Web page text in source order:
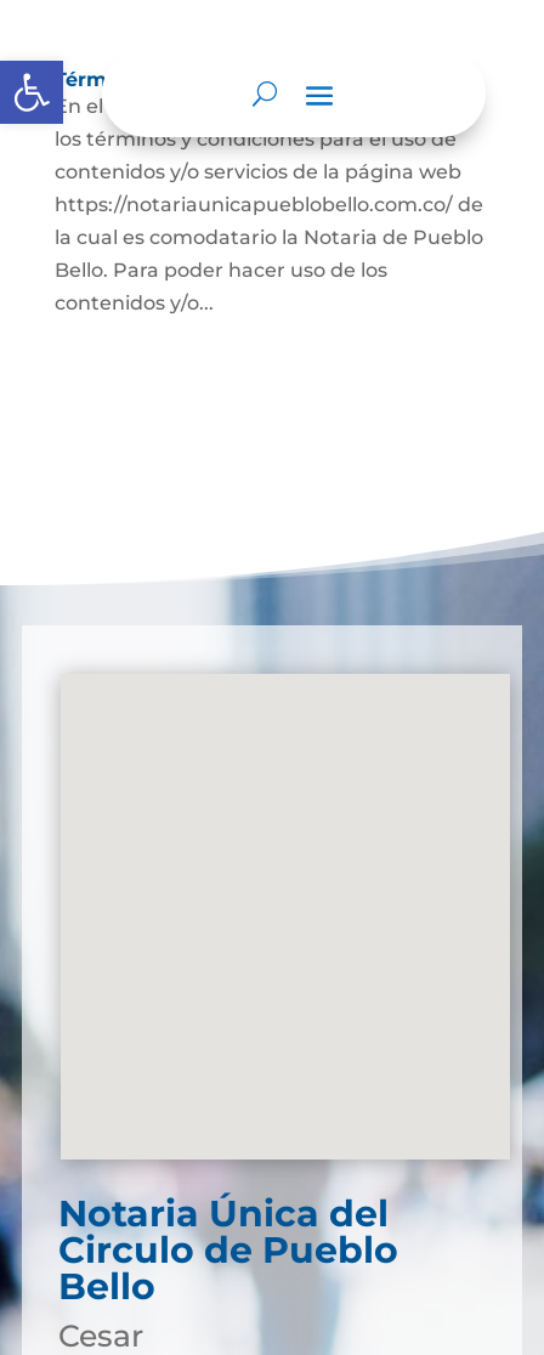
Abrir barra de herramientas
Términos y condiciones
En el presente documento se establecen
los términos y condiciones para el uso de
contenidos y/o servicios de la página web
https://notariaunicapueblobello.com.co/ de
la cual es comodatario la Notaria de Pueblo
Bello. Para poder hacer uso de los
contenidos y/o...
Notaria Única del
Circulo de Pueblo
Bello
Cesar